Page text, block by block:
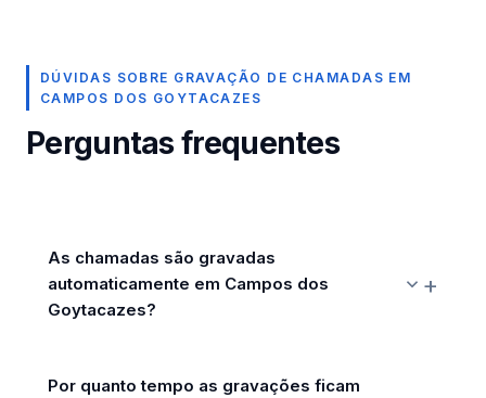
DÚVIDAS SOBRE GRAVAÇÃO DE CHAMADAS EM
CAMPOS DOS GOYTACAZES
Perguntas frequentes
As chamadas são gravadas
automaticamente em Campos dos
Goytacazes?
Por quanto tempo as gravações ficam